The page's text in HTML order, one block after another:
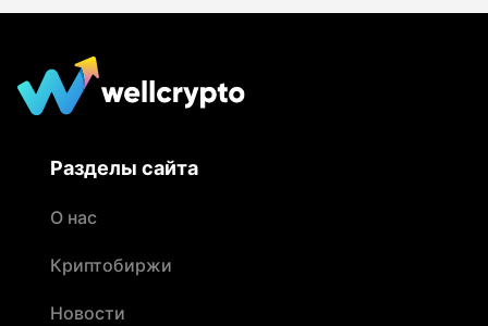
Разделы сайта
О нас
Криптобиржи
Новости